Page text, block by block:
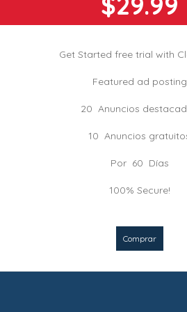
Get Started free trial with
Featured ad posting
20 Anuncios
10 Anuncios
Por 60 Días
100% Secure!
Comprar